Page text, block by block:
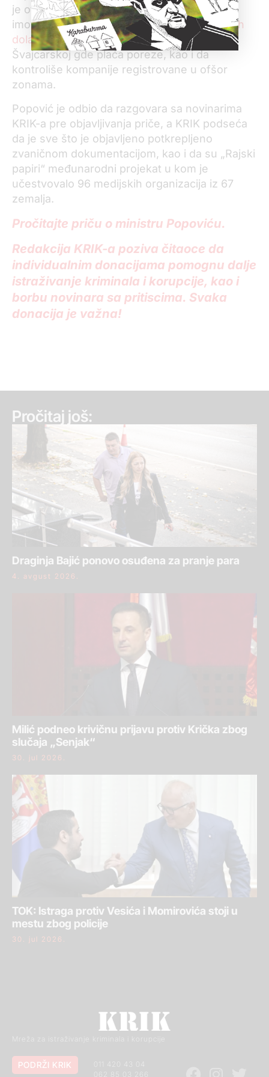
je otkriveno da Popović poseduje poslove i
imovinu vredneviše od 100 miliona američkih
dolara, da ima prijavljeno boravište u
Švajcarskoj gde plaća poreze, kao i da
kontroliše kompanije registrovane u ofšor
zonama.
Popović je odbio da razgovara sa novinarima
KRIK-a pre objavljivanja priče, a KRIK podseća
da je sve što je objavljeno potkrepljeno
zvaničnom dokumentacijom, kao i da su „Rajski
papiri“ međunarodni projekat u kom je
učestvovalo 96 medijskih organizacija iz 67
zemalja.
Pročitajte priču o ministru Popoviću.
Redakcija KRIK-a poziva čitaoce da
individualnim donacijama pomognu dalje
istraživanje kriminala i korupcije, kao i
borbu novinara sa pritiscima. Svaka
donacija je važna!
Pročitaj još:
Draginja Bajić ponovo osuđena za pranje para
4. avgust 2026.
Milić podneo krivičnu prijavu protiv Krička zbog
slučaja „Senjak“
30. jul 2026.
TOK: Istraga protiv Vesića i Momirovića stoji u
mestu zbog policije
30. jul 2026.
Mreža za istraživanje kriminala i korupcije
011 420 43 04
PODRŽI KRIK